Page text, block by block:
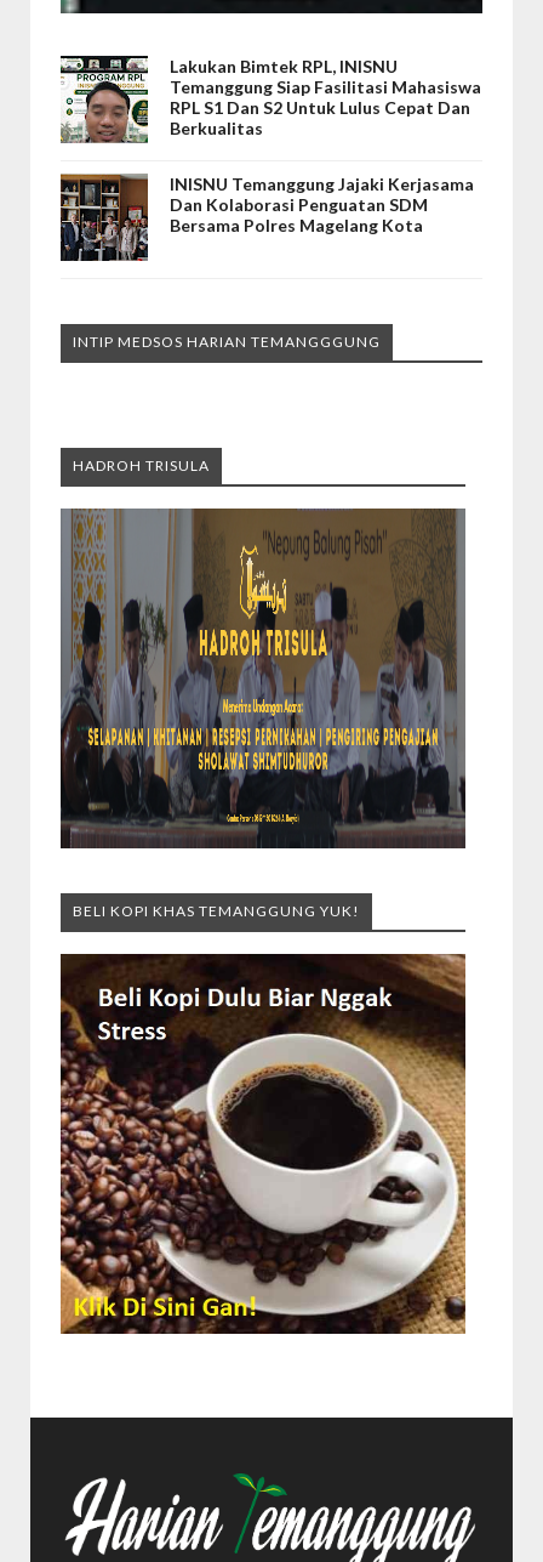
Lakukan Bimtek RPL, INISNU
Temanggung Siap Fasilitasi Mahasiswa
RPL S1 Dan S2 Untuk Lulus Cepat Dan
Berkualitas
INISNU Temanggung Jajaki Kerjasama
Dan Kolaborasi Penguatan SDM
Bersama Polres Magelang Kota
INTIP MEDSOS HARIAN TEMANGGGUNG
HADROH TRISULA
BELI KOPI KHAS TEMANGGUNG YUK!